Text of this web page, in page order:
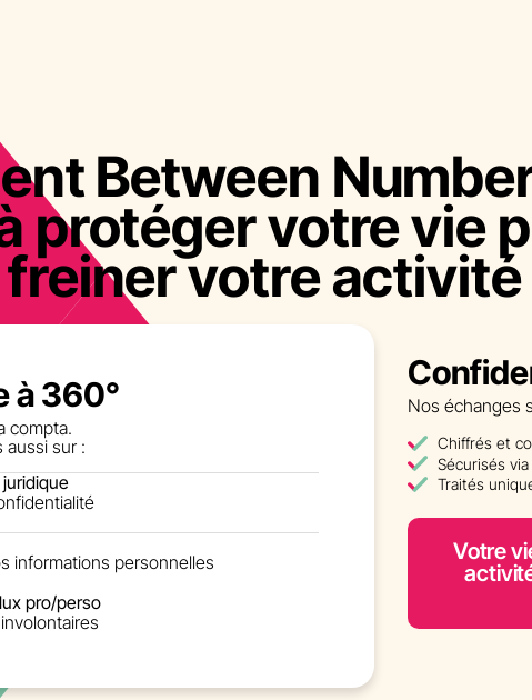
Between
protéger votre vie
votre activité
à 360°
compta.
aussi sur :
informations personnelles
pro/perso
Nos échanges
Chiffrés et
Sécurisés
Traités
Votre